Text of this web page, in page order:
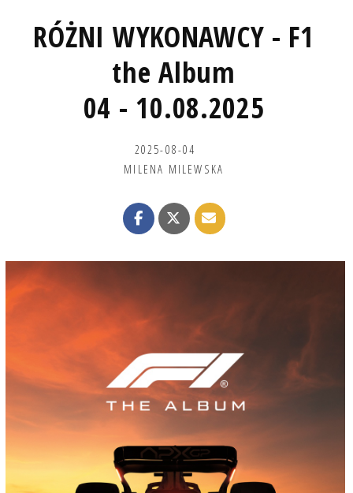
RÓŻNI WYKONAWCY - F1
the Album
04 - 10.08.2025
2025-08-04
MILENA MILEWSKA